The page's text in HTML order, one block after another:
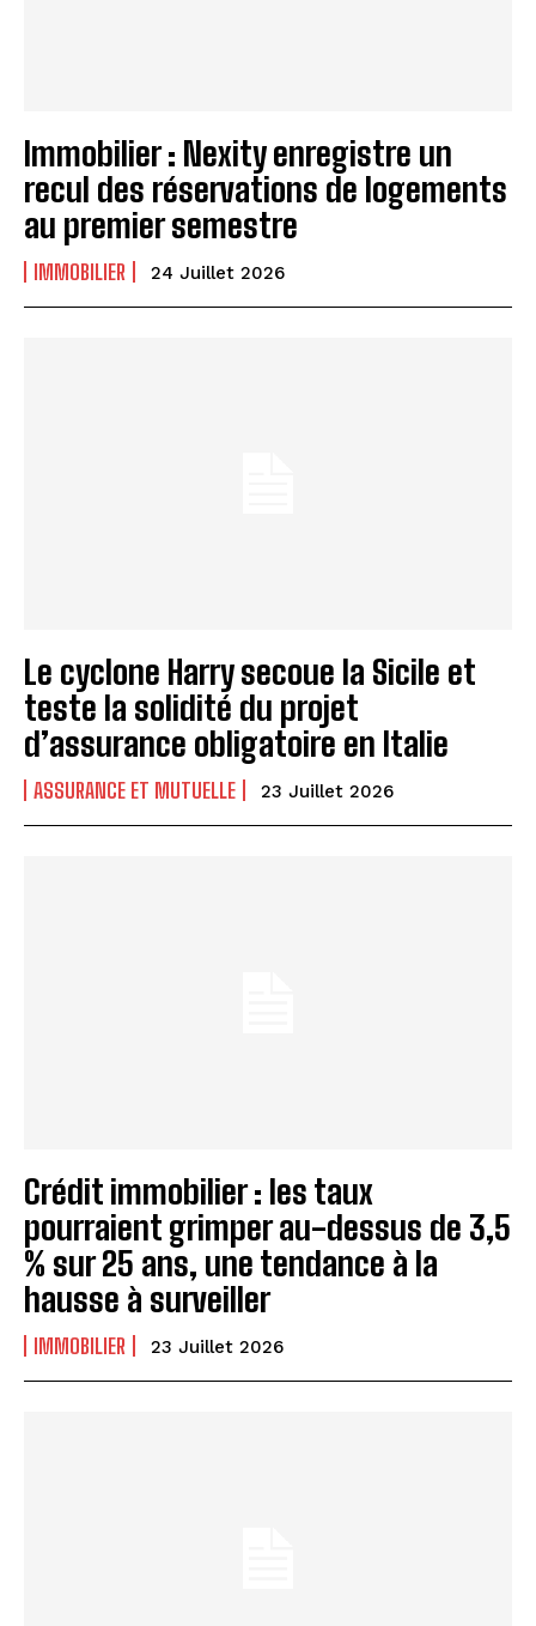
Immobilier : Nexity enregistre un
recul des réservations de logements
au premier semestre
IMMOBILIER 24 Juillet 2026
Le cyclone Harry secoue la Sicile et
teste la solidité du projet
d’assurance obligatoire en Italie
ASSURANCE ET MUTUELLE 23 Juillet 2026
Crédit immobilier : les taux
pourraient grimper au-dessus de 3,5
% sur 25 ans, une tendance à la
hausse à surveiller
IMMOBILIER 23 Juillet 2026